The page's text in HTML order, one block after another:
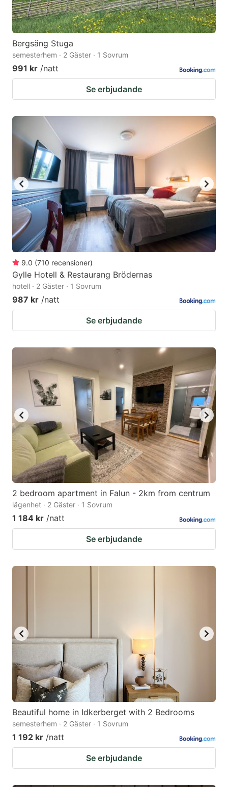
Bergsäng Stuga
semesterhem · 2 Gäster · 1 Sovrum
991 kr /natt
Se erbjudande
9.0 (710 recensioner)
Gylle Hotell & Restaurang Brödernas
hotell · 2 Gäster · 1 Sovrum
987 kr /natt
Se erbjudande
2 bedroom apartment in Falun - 2km from centrum
lägenhet · 2 Gäster · 1 Sovrum
1 184 kr /natt
Se erbjudande
Beautiful home in Idkerberget with 2 Bedrooms
semesterhem · 2 Gäster · 1 Sovrum
1 192 kr /natt
Se erbjudande